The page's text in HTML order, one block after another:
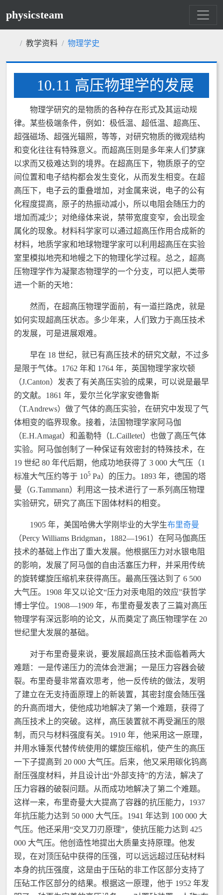
physicsteam
教学资料 物理学史
10.11 高压物理学的发展
物理学研究的是物质的各种存在形式及其运动规
律。某些极端条件，例如：极低温、超低温、超高压、
超强磁场、超强光辐照，等等，对研究物质的微观结构
和变化往往有特殊意义。而超高压则是多年来人们梦寐
以求而又极难达到的境界。在超高压下，物质原子的空
间位置和电子结构都会发生变化，从而发生相变。在超
高压下，电子云的重叠增加，对金属来说，电子的公有
化程度提高，原子的热振动减小，所以电阻会随压力的
增加而减少；对绝缘体来说，禁带宽度变窄，会出现金
属化的现象。材料科学家可以通过超高压作用合成新的
材料，地质学家和地球物理学家可以利用超高压在实验
室里模拟地壳和地幔之下的物理化学过程。总之，超高
压物理学作为凝聚态物理学的一个分支，可以把人类带
进一个新的天地：
然而，在超高压物理学面前，有一道拦路虎，就是
如何实现超高压状态。多少年来，人们致力于高压技术
的发展，可是进展艰难。
早在 18 世纪，就已有高压技术的研究文献，不过多
是限于气体。1762 年和 1764 年，英国物理学家坎顿
（J.Canton）发表了有关高压实验的成果，可以说是最早
的文献。1861 年，爱尔兰化学家安德鲁斯
（T.Andrews）做了气体的高压实验，在研究中发现了气
体相变的临界现象。接着，法国物理学家阿马伽
（E.H.Amagat）和盖勒特（L.Cailletet）也做了高压气体
实验。阿马伽创制了一种保证有效密封的特殊技术，在
19 世纪 80 年代后期，他成功地获得了 3 000 大气压（1
标准大气压约等于 105 Pa）的压力。1893 年，德国的塔
曼（G.Tammann）利用这一技术进行了一系列高压物理
实验研究，研究了高压下固体材料的相变。
1905 年，美国哈佛大学刚毕业的大学生布里奇曼
（Percy Williams Bridgman，1882—1961）在阿马伽高压
技术的基础上作出了重大发展。他根据压力对水银电阻
的影响，发展了阿马伽的自由活塞压力秤，并采用传统
的旋转螺旋压缩机来获得高压。最高压强达到了 6 500
大气压。1908 年又以论文“压力对汞电阻的效应”获哲学
博士学位。1908—1909 年，布里奇曼发表了三篇对高压
物理学有深远影响的论文，从而奠定了高压物理学在 20
世纪里大发展的基础。
对于布里奇曼来说，要发展超高压技术面临着两大
难题：一是传递压力的流体会泄漏；一是压力容器会破
裂。布里奇曼非常喜欢思考，他一反传统的做法，发明
了建立在无支持面原理上的新装置，其密封度会随压强
的升高而增大，使他成功地解决了第一个难题，获得了
高压技术上的突破。这样，高压装置就不再受漏压的限
制，而只与材料强度有关。1910 年，他采用这一原理，
并用水锤泵代替传统使用的螺旋压缩机，使产生的高压
一下子提高到 20 000 大气压。后来，他又采用碳化钨高
耐压强度材料，并且设计出“外部支持”的方法，解决了
压力容器的破裂问题。从而成功地解决了第二个难题。
这样一来，布里奇曼大大提高了容器的抗压能力，1937
年抗压能力达到 50 000 大气压。1941 年达到 100 000 大
气压。他还采用“交叉刀刃原理”，使抗压能力达到 425
000 大气压。他创造性地提出大质量支持原理。他发
现，在对顶压砧中获得的压强，可以远远超过压砧材料
本身的抗压强度，这是由于压砧的非工作区部分支持了
压砧工作区部分的结果。根据这一原理，他于 1952 年发